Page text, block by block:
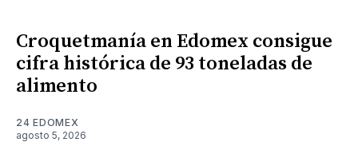
Croquetmanía en Edomex consigue
cifra histórica de 93 toneladas de
alimento
24 EDOMEX
agosto 5, 2026